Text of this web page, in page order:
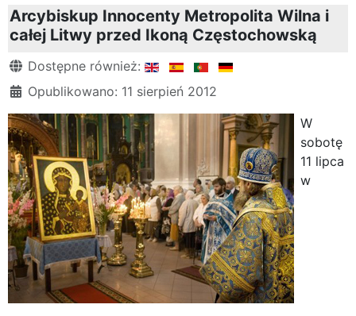
Arcybiskup Innocenty Metropolita Wilna i
całej Litwy przed Ikoną Częstochowską
Szczegóły
Dostępne również:
Opublikowano: 11 sierpień 2012
W
sobotę
11 lipca
w